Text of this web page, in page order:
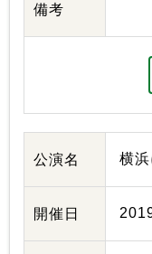
備考
公演名 横
開催日